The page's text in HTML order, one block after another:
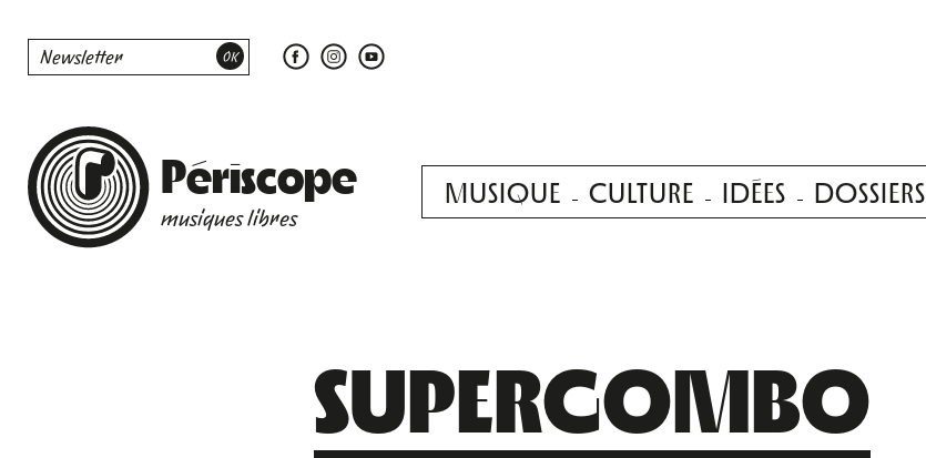
Périscope
musiques libres
MUSIQUE CULTURE IDÉES DOSSIERS
SUPERGOMBO